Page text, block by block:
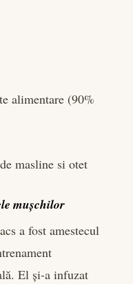
(90%
si otet
mușchilor
a fost amestecul
El și-a infuzat